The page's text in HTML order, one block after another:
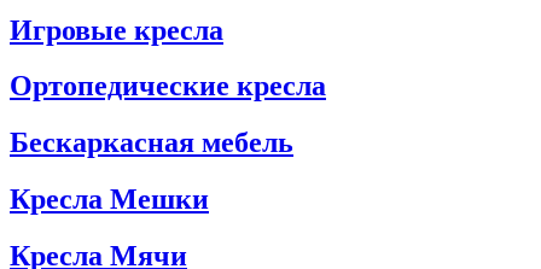
Игровые кресла
Ортопедические кресла
Бескаркасная мебель
Кресла Мешки
Кресла Мячи